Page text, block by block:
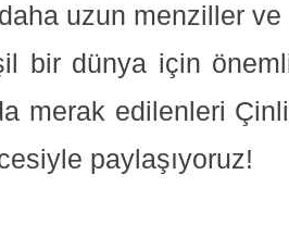
uzun menziller ve
bir dünya için
merak edilenleri
paylaşıyoruz!